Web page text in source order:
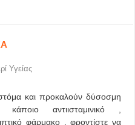
Υγείας
και προκαλούν δύσοσμη
αντιισταμινικό ,
φάρμακο , φροντίστε να